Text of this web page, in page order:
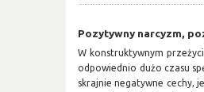
Pozytywny narcyzm,
W konstruktywnym
odpowiednio dużo czasu
skrajnie negatywne cechy,